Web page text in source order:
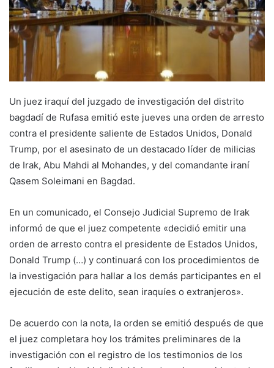
Un juez iraquí del juzgado de investigación del distrito
bagdadí de Rufasa emitió este jueves una orden de arresto
contra el presidente saliente de Estados Unidos, Donald
Trump, por el asesinato de un destacado líder de milicias
de Irak, Abu Mahdi al Mohandes, y del comandante iraní
Qasem Soleimani en Bagdad.
En un comunicado, el Consejo Judicial Supremo de Irak
informó de que el juez competente «decidió emitir una
orden de arresto contra el presidente de Estados Unidos,
Donald Trump (…) y continuará con los procedimientos de
la investigación para hallar a los demás participantes en el
ejecución de este delito, sean iraquíes o extranjeros».
De acuerdo con la nota, la orden se emitió después de que
el juez completara hoy los trámites preliminares de la
investigación con el registro de los testimonios de los